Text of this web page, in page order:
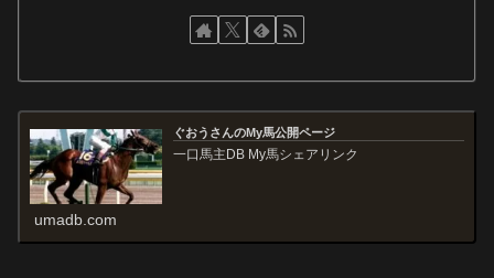
ぐおうさんのMy馬公開ページ
一口馬主DB My馬シェアリンク
umadb.com